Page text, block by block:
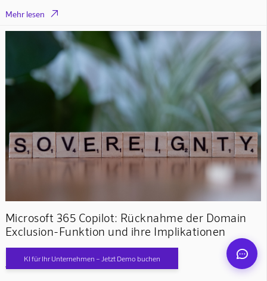
KI für Ihr Unternehmen – Jetzt Demo buchen
Mindverse Support
Online · KI-Assistent
Mehr lesen 
Microsoft 365 Copilot: Rücknahme der Domain
Exclusion-Funktion und ihre Implikationen
August 8, 2026